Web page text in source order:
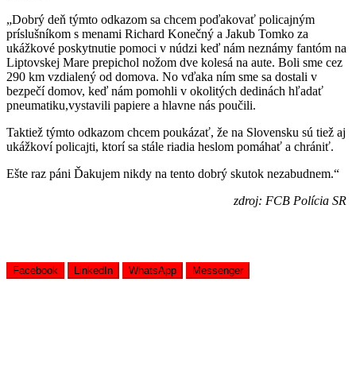
„Dobrý deň týmto odkazom sa chcem poďakovať policajným
príslušníkom s menami Richard Konečný a Jakub Tomko za
ukážkové poskytnutie pomoci v núdzi keď nám neznámy fantóm na
Liptovskej Mare prepichol nožom dve kolesá na aute. Boli sme cez
290 km vzdialený od domova. No vďaka ním sme sa dostali v
bezpečí domov, keď nám pomohli v okolitých dedinách hľadať
pneumatiku,vystavili papiere a hlavne nás poučili.
Taktiež týmto odkazom chcem poukázať, že na Slovensku sú tiež aj
ukážkoví policajti, ktorí sa stále riadia heslom pomáhať a chrániť.
Ešte raz páni Ďakujem nikdy na tento dobrý skutok nezabudnem.“
zdroj: FCB Polícia SR
Facebook LinkedIn WhatsApp Messenger